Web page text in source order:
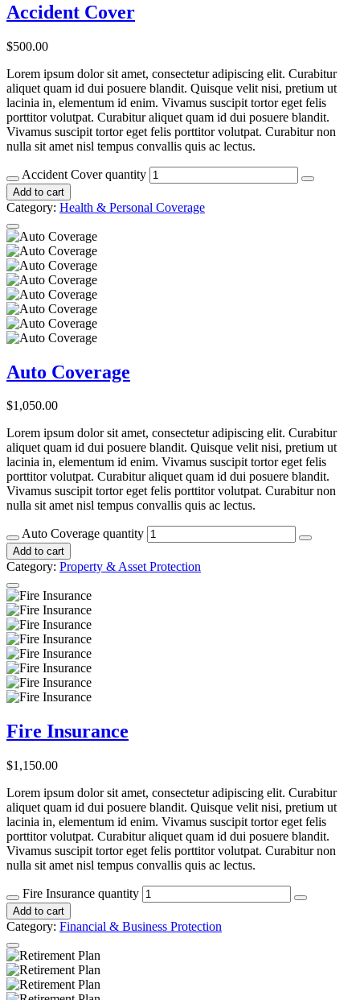
Accident Cover
$500.00
Lorem ipsum dolor sit amet, consectetur adipiscing elit. Curabitur
aliquet quam id dui posuere blandit. Quisque velit nisi, pretium ut
lacinia in, elementum id enim. Vivamus suscipit tortor eget felis
porttitor volutpat. Curabitur aliquet quam id dui posuere blandit.
Vivamus suscipit tortor eget felis porttitor volutpat. Curabitur non
nulla sit amet nisl tempus convallis quis ac lectus.
Accident Cover quantity
Add to cart
Category: Health & Personal Coverage
Auto Coverage
$1,050.00
Lorem ipsum dolor sit amet, consectetur adipiscing elit. Curabitur
aliquet quam id dui posuere blandit. Quisque velit nisi, pretium ut
lacinia in, elementum id enim. Vivamus suscipit tortor eget felis
porttitor volutpat. Curabitur aliquet quam id dui posuere blandit.
Vivamus suscipit tortor eget felis porttitor volutpat. Curabitur non
nulla sit amet nisl tempus convallis quis ac lectus.
Auto Coverage quantity
Add to cart
Category: Property & Asset Protection
Fire Insurance
$1,150.00
Lorem ipsum dolor sit amet, consectetur adipiscing elit. Curabitur
aliquet quam id dui posuere blandit. Quisque velit nisi, pretium ut
lacinia in, elementum id enim. Vivamus suscipit tortor eget felis
porttitor volutpat. Curabitur aliquet quam id dui posuere blandit.
Vivamus suscipit tortor eget felis porttitor volutpat. Curabitur non
nulla sit amet nisl tempus convallis quis ac lectus.
Fire Insurance quantity
Add to cart
Category: Financial & Business Protection